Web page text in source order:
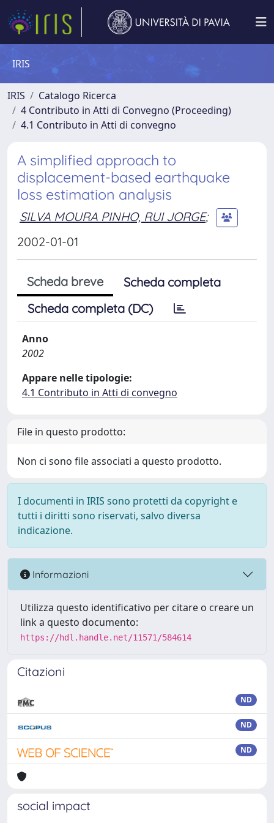
IRIS
IRIS
Catalogo Ricerca
4 Contributo in Atti di Convegno (Proceeding)
4.1 Contributo in Atti di convegno
A simplified approach to
displacement-based earthquake
loss estimation analysis
SILVA MOURA PINHO, RUI JORGE;
2002-01-01
Scheda breve
Scheda completa
Scheda completa (DC)
Anno
2002
Appare nelle tipologie:
4.1 Contributo in Atti di convegno
File in questo prodotto:
Non ci sono file associati a questo prodotto.
I documenti in IRIS sono protetti da copyright e
tutti i diritti sono riservati, salvo diversa
indicazione.
Informazioni
Utilizza questo identificativo per citare o creare un
link a questo documento:
https://hdl.handle.net/11571/584614
Citazioni
ND
ND
ND
social impact